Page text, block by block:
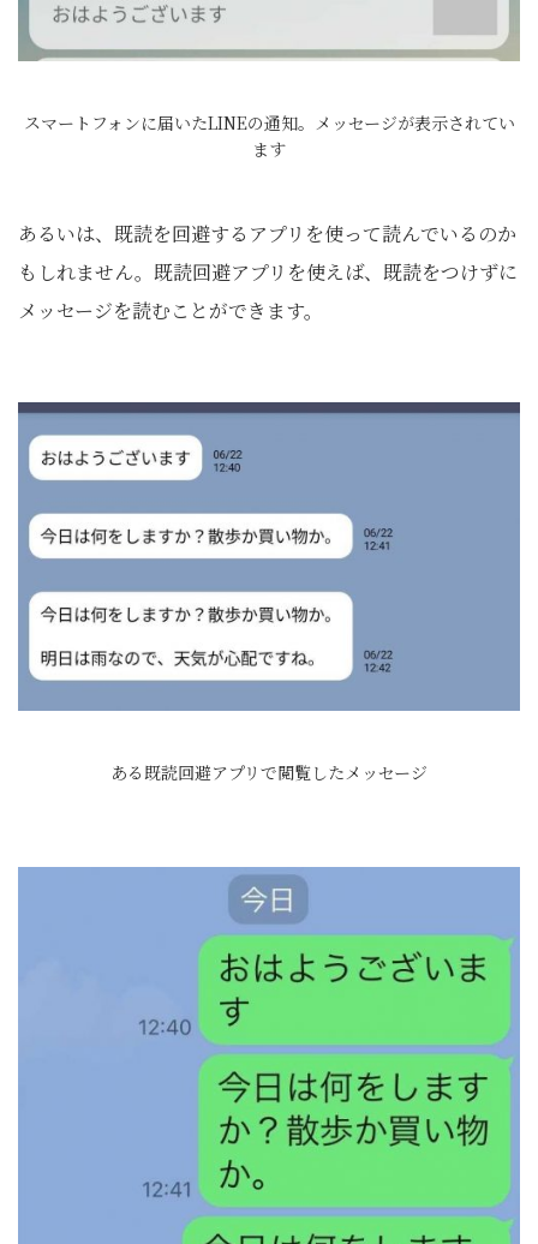
スマートフォンに届いたLINEの通知。メッセージが表示されてい
ます
あるいは、既読を回避するアプリを使って読んでいるのか
もしれません。既読回避アプリを使えば、既読をつけずに
メッセージを読むことができます。
ある既読回避アプリで閲覧したメッセージ